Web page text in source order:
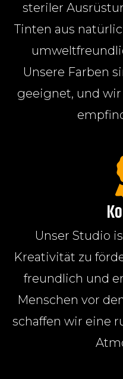
steriler
Tinten aus
Unsere Farben
geeignet, und
Unser Studio
Kreativität zu
freundlich und
Menschen vor
schaffen wir eine